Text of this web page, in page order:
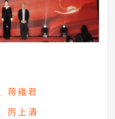
蒋雍君
厉上清